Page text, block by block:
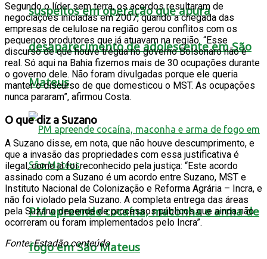
suspeitos em operação que apura
desaparecimento de adolescente em São
Mateus
PM apreende cocaína, maconha e arma de
fogo em São Mateus
Segundo o líder sem terra, os acordos resultaram de
negociações iniciadas em 2007, quando a chegada das
empresas de celulose na região gerou conflitos com os
pequenos produtores que já atuavam na região. “Esse
discurso de que houve trégua no governo Bolsonaro não é
real. Só aqui na Bahia fizemos mais de 30 ocupações durante
o governo dele. Não foram divulgadas porque ele queria
manter o discurso de que domesticou o MST. As ocupações
nunca pararam”, afirmou Costa.
O que diz a Suzano
A Suzano disse, em nota, que não houve descumprimento, e
que a invasão das propriedades com essa justificativa é
ilegal, como já foi reconhecido pela justiça: “Este acordo
assinado com a Suzano é um acordo entre Suzano, MST e
Instituto Nacional de Colonização e Reforma Agrária – Incra, e
não foi violado pela Suzano. A completa entrega das áreas
pela Suzano depende de processos públicos que ainda não
ocorreram ou foram implementados pelo Incra”.
Fonte: Estadão conteúdo